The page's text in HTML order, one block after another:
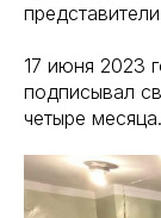
17 июня 2023
подписывал
четыре